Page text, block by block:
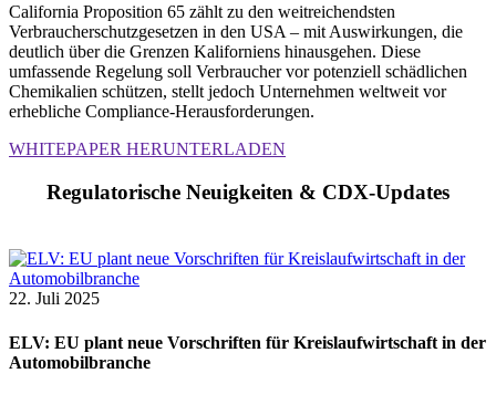
California Proposition 65 zählt zu den weitreichendsten
Verbraucherschutzgesetzen in den USA – mit Auswirkungen, die
deutlich über die Grenzen Kaliforniens hinausgehen. Diese
umfassende Regelung soll Verbraucher vor potenziell schädlichen
Chemikalien schützen, stellt jedoch Unternehmen weltweit vor
erhebliche Compliance-Herausforderungen.
WHITEPAPER HERUNTERLADEN
Regulatorische Neuigkeiten & CDX-Updates
22. Juli 2025
ELV: EU plant neue Vorschriften für Kreislaufwirtschaft in der
Automobilbranche